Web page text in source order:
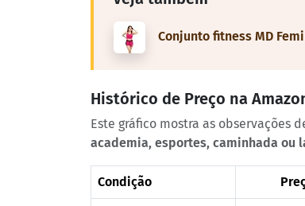
Conjunto fitness MD
Histórico de Preço na
Este gráfico mostra as observações
academia, esportes, caminhada ou
Condição